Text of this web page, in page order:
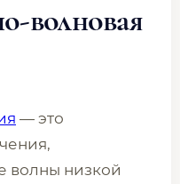
волновая
— это
волны низкой